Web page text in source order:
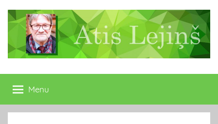
content
Atis
Lejiņš
13.
Saeimas
deputāts
Menu